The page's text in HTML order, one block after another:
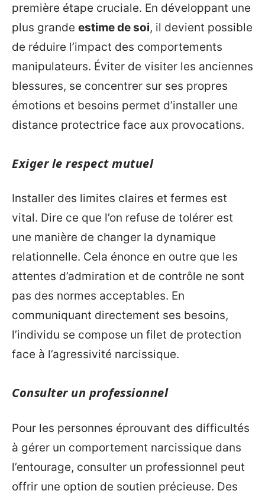
première étape cruciale. En développant une
plus grande estime de soi, il devient possible
de réduire l’impact des comportements
manipulateurs. Éviter de visiter les anciennes
blessures, se concentrer sur ses propres
émotions et besoins permet d’installer une
distance protectrice face aux provocations.
Exiger le respect mutuel
Installer des limites claires et fermes est
vital. Dire ce que l’on refuse de tolérer est
une manière de changer la dynamique
relationnelle. Cela énonce en outre que les
attentes d’admiration et de contrôle ne sont
pas des normes acceptables. En
communiquant directement ses besoins,
l’individu se compose un filet de protection
face à l’agressivité narcissique.
Consulter un professionnel
Pour les personnes éprouvant des difficultés
à gérer un comportement narcissique dans
l’entourage, consulter un professionnel peut
offrir une option de soutien précieuse. Des